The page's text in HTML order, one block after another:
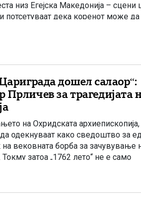
низ Егејска Македонија – сцени
потсетуваат дека коренот може да
дошел салаор“:
Прличев за трагедијата
на Охридската архиепископија,
одекнуваат како сведоштво за
вековната борба за зачувување
затоа „1762 лето“ не е само
поколенија дека народот кој […]